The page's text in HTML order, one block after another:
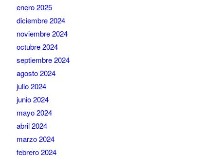
enero 2025
diciembre 2024
noviembre 2024
octubre 2024
septiembre 2024
agosto 2024
julio 2024
junio 2024
mayo 2024
abril 2024
marzo 2024
febrero 2024